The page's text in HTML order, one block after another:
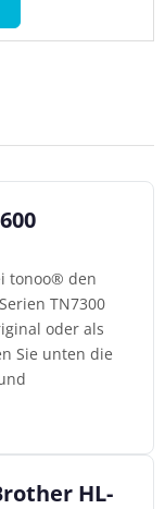
tonoo® den
TN7300
oder als
Sie unten die
HL-